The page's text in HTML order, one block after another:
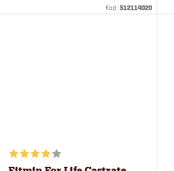
minerały i witaminy wspierające
Kod :512114020